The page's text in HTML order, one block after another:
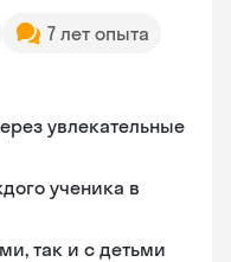
7 лет опыта
увлекательные
ученика в
так и с детьми